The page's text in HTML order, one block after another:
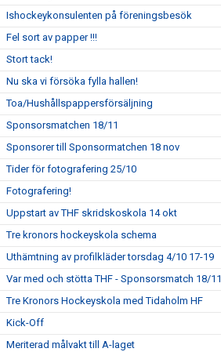
Ishockeykonsulenten på föreningsbesök
Fel sort av papper !!!
Stort tack!
Nu ska vi försöka fylla hallen!
Toa/Hushållspappersförsäljning
Sponsorsmatchen 18/11
Sponsorer till Sponsormatchen 18 nov
Tider för fotografering 25/10
Fotografering!
Uppstart av THF skridskoskola 14 okt
Tre kronors hockeyskola schema
Uthämtning av profilkläder torsdag 4/10 17-19
Var med och stötta THF - Sponsorsmatch 18/11
Tre Kronors Hockeyskola med Tidaholm HF
Kick-Off
Meriterad målvakt till A-laget